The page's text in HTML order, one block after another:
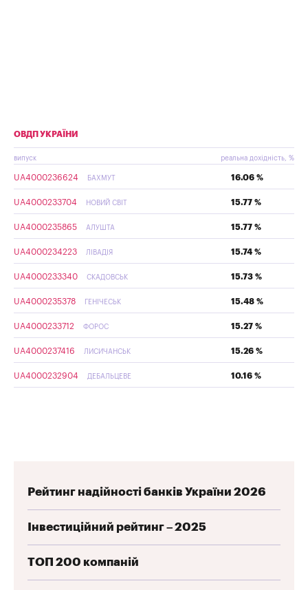
ОВДП УКРАЇНИ
випуск реальна дохідність, %
UA4000236624 БАХМУТ 16.06 %
UA4000233704 НОВИЙ СВІТ 15.77 %
UA4000235865 АЛУШТА 15.77 %
UA4000234223 ЛІВАДІЯ 15.74 %
UA4000233340 СКАДОВСЬК 15.73 %
UA4000235378 ГЕНІЧЕСЬК 15.48 %
UA4000233712 ФОРОС 15.27 %
UA4000237416 ЛИСИЧАНСЬК 15.26 %
UA4000232904 ДЕБАЛЬЦЕВЕ 10.16 %
Рейтинг надійності банків України 2026
Інвестиційний рейтинг – 2025
ТОП 200 компаній